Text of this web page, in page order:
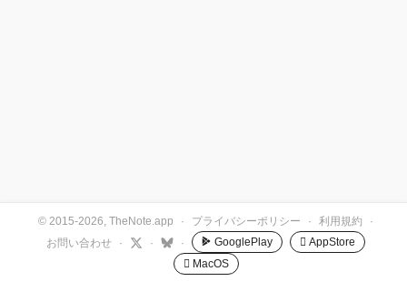
© 2015-2026, TheNote.app · プライバシーポリシー · 利用規約
·
お問い合わせ
· · · GooglePlay
 AppStore
 MacOS